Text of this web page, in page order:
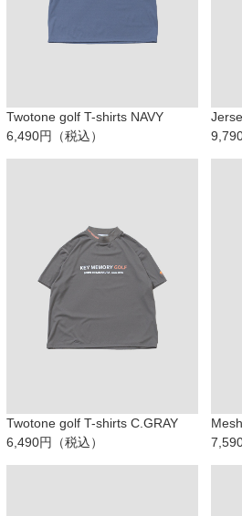
Twotone golf T-shirts NAVY
6,490円（税込）
Twotone golf T-shirts C.GRAY
6,490円（税込）